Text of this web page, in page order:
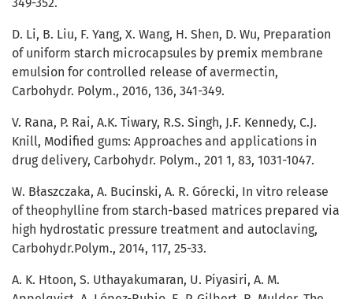
349-352.
D. Li, B. Liu, F. Yang, X. Wang, H. Shen, D. Wu, Preparation
of uniform starch microcapsules by premix membrane
emulsion for controlled release of avermectin,
Carbohydr. Polym., 2016, 136, 341-349.
V. Rana, P. Rai, A.K. Tiwary, R.S. Singh, J.F. Kennedy, C.J.
Knill, Modified gums: Approaches and applications in
drug delivery, Carbohydr. Polym., 201 1, 83, 1031-1047.
W. Błaszczaka, A. Bucinski, A. R. Górecki, In vitro release
of theophylline from starch-based matrices prepared via
high hydrostatic pressure treatment and autoclaving,
Carbohydr.Polym., 2014, 117, 25-33.
A. K. Htoon, S. Uthayakumaran, U. Piyasiri, A. M.